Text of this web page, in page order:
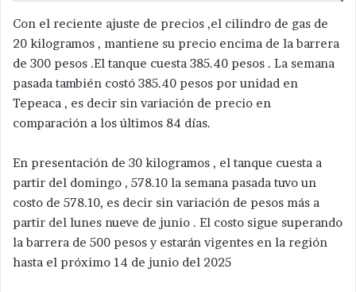
Con el reciente ajuste de precios ,el cilindro de gas de
20 kilogramos , mantiene su precio encima de la barrera
de 300 pesos .El tanque cuesta 385.40 pesos . La semana
pasada también costó 385.40 pesos por unidad en
Tepeaca , es decir sin variación de precio en
comparación a los últimos 84 días.
En presentación de 30 kilogramos , el tanque cuesta a
partir del domingo , 578.10 la semana pasada tuvo un
costo de 578.10, es decir sin variación de pesos más a
partir del lunes nueve de junio . El costo sigue superando
la barrera de 500 pesos y estarán vigentes en la región
hasta el próximo 14 de junio del 2025